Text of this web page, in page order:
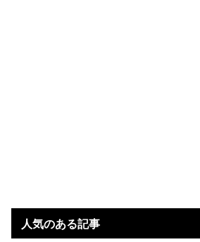
人気のある記事